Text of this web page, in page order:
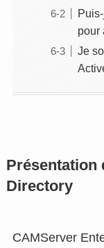
pour
Je
Directory
CAMServer